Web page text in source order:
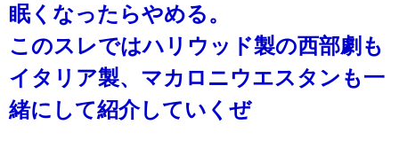
眠くなったらやめる。
このスレではハリウッド製の西部劇も
イタリア製、マカロニウエスタンも一
緒にして紹介していくぜ